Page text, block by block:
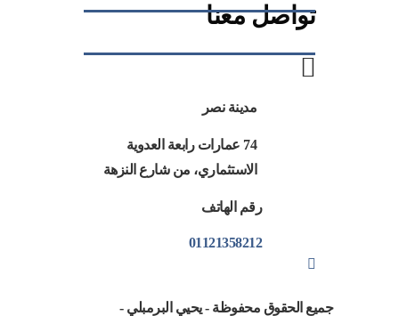
تواصل معنا
مدينة نصر
74 عمارات رابعة العدوية
الاستثماري، من شارع النزهة
رقم الهاتف
01121358212
جميع الحقوق محفوظة - يحيي البرمبلي -